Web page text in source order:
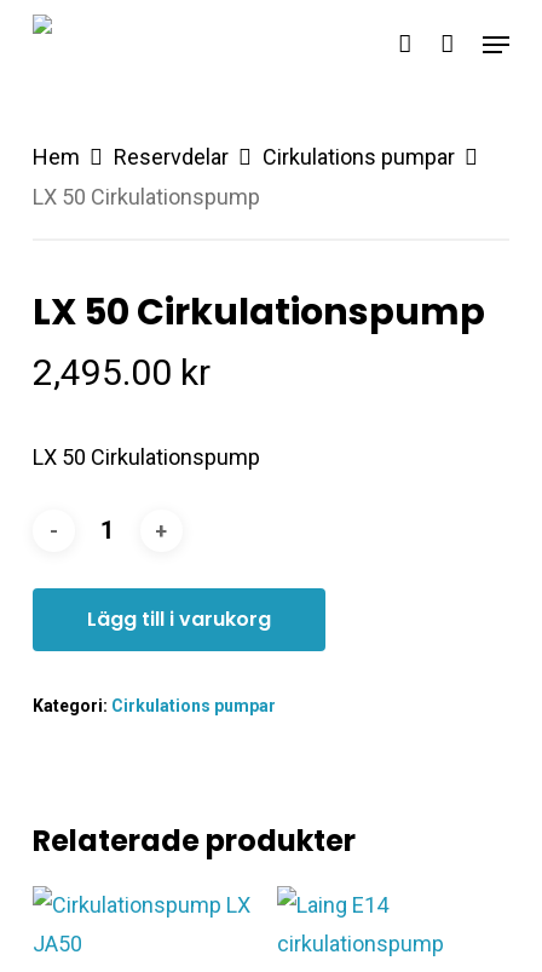
Skip
account
Menu
Hem Reservdelar
Cirkulations pumpar
LX 50 Cirkulationspump
LX 50 Cirkulationspump
2,495.00 kr
LX 50 Cirkulationspump
Lägg till i varukorg
Kategori: Cirkulations pumpar
Relaterade produkter